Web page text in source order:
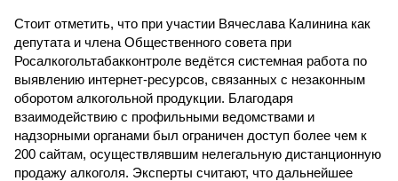
Стоит отметить, что при участии Вячеслава Калинина как
депутата и члена Общественного совета при
Росалкогольтабакконтроле ведётся системная работа по
выявлению интернет-ресурсов, связанных с незаконным
оборотом алкогольной продукции. Благодаря
взаимодействию с профильными ведомствами и
надзорными органами был ограничен доступ более чем к
200 сайтам, осуществлявшим нелегальную дистанционную
продажу алкоголя. Эксперты считают, что дальнейшее